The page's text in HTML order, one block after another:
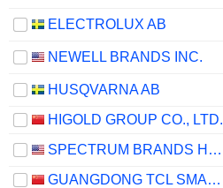
ELECTROLUX AB
NEWELL BRANDS INC.
HUSQVARNA AB
HIGOLD GROUP CO., LTD.
SPECTRUM BRANDS HOLDINGS, INC.
GUANGDONG TCL SMART HOME APPLIANCES CO., LTD.